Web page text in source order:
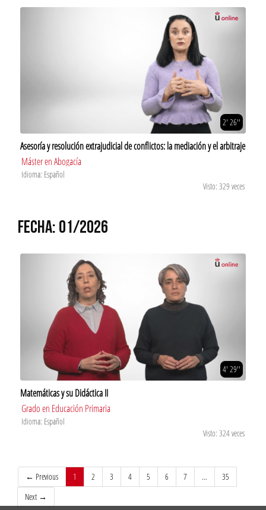
2' 26''
Asesoría y resolución extrajudicial de conflictos: la mediación y el arbitraje
Máster en Abogacía
Idioma: Español
Visto: 329 veces
FECHA: 01/2026
4' 29''
Matemáticas y su Didáctica II
Grado en Educación Primaria
Idioma: Español
Visto: 324 veces
← Previous 1 (current)
2 3 4 5 6 7 …
35
Next →